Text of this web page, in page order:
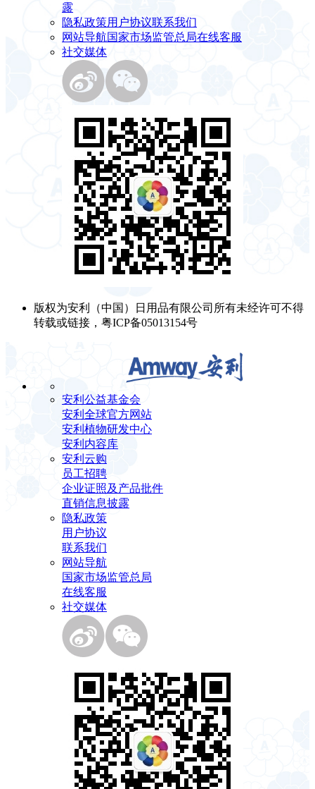
露
隐私政策用户协议联系我们
网站导航国家市场监管总局在线客服
社交媒体
版权为安利（中国）日用品有限公司所有未经许可不得
转载或链接，粤ICP备05013154号
安利公益基金会
安利全球官方网站
安利植物研发中心
安利内容库
安利云购
员工招聘
企业证照及产品批件
直销信息披露
隐私政策
用户协议
联系我们
网站导航
国家市场监管总局
在线客服
社交媒体